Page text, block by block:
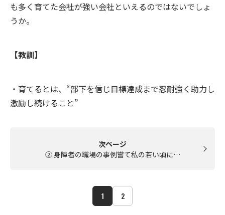
も多く育てた会社が強い会社といえるのではないでしょ
うか。
【教訓】
・育てるとは、“部下を信じ目標達成まで忍耐強く助力し
激励し続けること”
次ページ
② 身障者の職場の事例嘗て私の若い頃に…
1 2